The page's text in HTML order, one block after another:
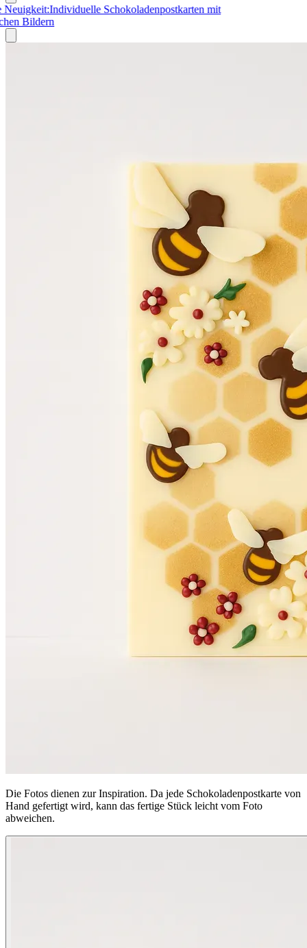
Aktuelle Neuigkeit:Individuelle Schokoladenpostkarten mit
persönlichen Bildern
Die Fotos dienen zur Inspiration. Da jede Schokoladenpostkarte von
Hand gefertigt wird, kann das fertige Stück leicht vom Foto
abweichen.